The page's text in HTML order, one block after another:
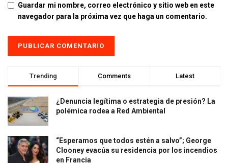
Guardar mi nombre, correo electrónico y sitio web en este
navegador para la próxima vez que haga un comentario.
Trending Comments Latest
¿Denuncia legítima o estrategia de presión? La
polémica rodea a Red Ambiental
“Esperamos que todos estén a salvo”; George
Clooney evacúa su residencia por los incendios
en Francia